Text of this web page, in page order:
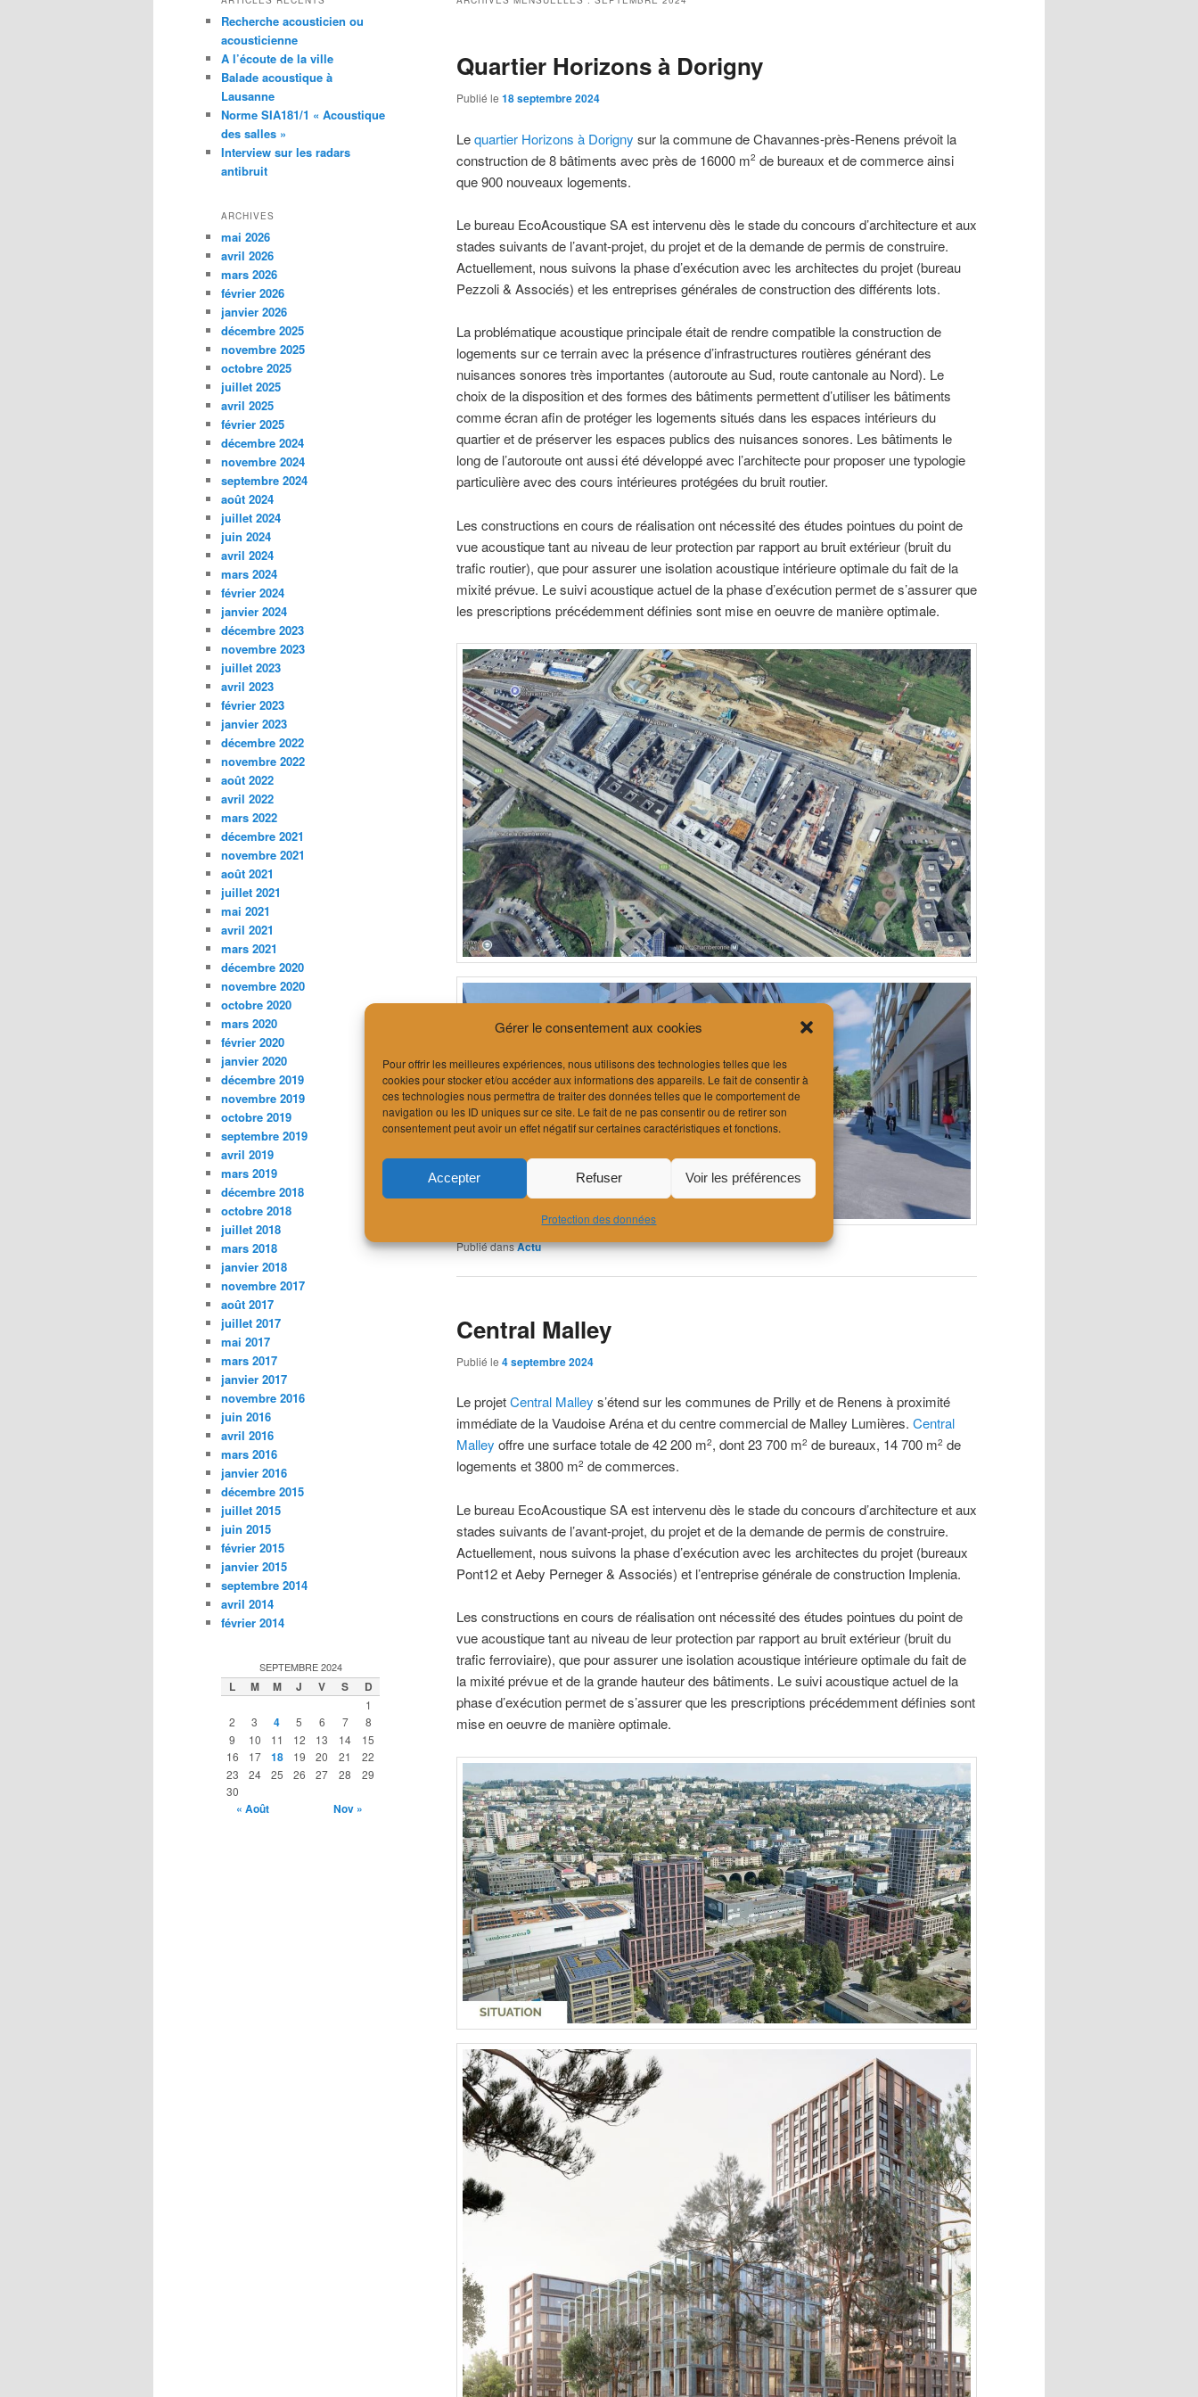
Gérer le consentement aux cookies
Pour offrir les meilleures expériences, nous utilisons des technologies telles que les
cookies pour stocker et/ou accéder aux informations des appareils. Le fait de consentir à
ces technologies nous permettra de traiter des données telles que le comportement de
navigation ou les ID uniques sur ce site. Le fait de ne pas consentir ou de retirer son
consentement peut avoir un effet négatif sur certaines caractéristiques et fonctions.
Accepter Refuser Voir les préférences
Protection des données
Quartier Horizons à Dorigny
Publié le 18 septembre 2024
Lequartier Horizons à Dorigny sur la commune de Chavannes-près-Renens prévoit la
construction de 8 bâtiments avec près de 16000 m2 de bureaux et de commerce ainsi
que 900 nouveaux logements.
Le bureau EcoAcoustique SA est intervenu dès le stade du concours d’architecture et aux
stades suivants de l’avant-projet, du projet et de la demande de permis de construire.
Actuellement, nous suivons la phase d’exécution avec les architectes du projet (bureau
Pezzoli & Associés) et les entreprises générales de construction des différents lots.
La problématique acoustique principale était de rendre compatible la construction de
logements sur ce terrain avec la présence d’infrastructures routières générant des
nuisances sonores très importantes (autoroute au Sud, route cantonale au Nord). Le
choix de la disposition et des formes des bâtiments permettent d’utiliser les bâtiments
comme écran afin de protéger les logements situés dans les espaces intérieurs du
quartier et de préserver les espaces publics des nuisances sonores. Les bâtiments le
long de l’autoroute ont aussi été développé avec l’architecte pour proposer une typologie
particulière avec des cours intérieures protégées du bruit routier.
Les constructions en cours de réalisation ont nécessité des études pointues du point de
vue acoustique tant au niveau de leur protection par rapport au bruit extérieur (bruit du
trafic routier), que pour assurer une isolation acoustique intérieure optimale du fait de la
mixité prévue. Le suivi acoustique actuel de la phase d’exécution permet de s’assurer que
les prescriptions précédemment définies sont mise en oeuvre de manière optimale.
Publié dansActu
Central Malley
Publié le 4 septembre 2024
Le projetCentral Malley s’étend sur les communes de Prilly et de Renens à proximité
immédiate de la Vaudoise Aréna et du centre commercial de Malley Lumières. Central
Malley offre une surface totale de 42 200 m2, dont 23 700 m2 de bureaux, 14 700 m2 de
logements et 3800 m2 de commerces.
Le bureau EcoAcoustique SA est intervenu dès le stade du concours d’architecture et aux
stades suivants de l’avant-projet, du projet et de la demande de permis de construire.
Actuellement, nous suivons la phase d’exécution avec les architectes du projet (bureaux
Pont12 et Aeby Perneger & Associés) et l’entreprise générale de construction Implenia.
Les constructions en cours de réalisation ont nécessité des études pointues du point de
vue acoustique tant au niveau de leur protection par rapport au bruit extérieur (bruit du
trafic ferroviaire), que pour assurer une isolation acoustique intérieure optimale du fait de
la mixité prévue et de la grande hauteur des bâtiments. Le suivi acoustique actuel de la
phase d’exécution permet de s’assurer que les prescriptions précédemment définies sont
mise en oeuvre de manière optimale.
Recherche acousticien ou
acousticienne
A l’écoute de la ville
Balade acoustique à
Lausanne
Norme SIA181/1 « Acoustique
des salles »
Interview sur les radars
antibruit
ARCHIVES
mai 2026
avril 2026
mars 2026
février 2026
janvier 2026
décembre 2025
novembre 2025
octobre 2025
juillet 2025
avril 2025
février 2025
décembre 2024
novembre 2024
septembre 2024
août 2024
juillet 2024
juin 2024
avril 2024
mars 2024
février 2024
janvier 2024
décembre 2023
novembre 2023
juillet 2023
avril 2023
février 2023
janvier 2023
décembre 2022
novembre 2022
août 2022
avril 2022
mars 2022
décembre 2021
novembre 2021
août 2021
juillet 2021
mai 2021
avril 2021
mars 2021
décembre 2020
novembre 2020
octobre 2020
mars 2020
février 2020
janvier 2020
décembre 2019
novembre 2019
octobre 2019
septembre 2019
avril 2019
mars 2019
décembre 2018
octobre 2018
juillet 2018
mars 2018
janvier 2018
novembre 2017
août 2017
juillet 2017
mai 2017
mars 2017
janvier 2017
novembre 2016
juin 2016
avril 2016
mars 2016
janvier 2016
décembre 2015
juillet 2015
juin 2015
février 2015
janvier 2015
septembre 2014
avril 2014
février 2014
SEPTEMBRE 2024
L M M J V S D
1
2
3 4 5 6 7
8
9
10 11 12 13 14
15
16
17 18 19 20 21
22
23
24 25 26 27 28
29
30
« Août Nov »